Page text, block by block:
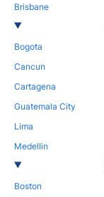
Brisbane
Bogota
Cancun
Cartagena
Guatemala City
Lima
Medellin
Boston